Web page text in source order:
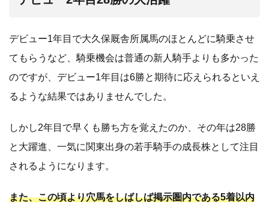
デビュー1年目で大久保厩舎所属馬のほとんどに騎乗させ
てもらうなど、騎乗機会は普通の新人騎手よりも多かった
のですが、デビュー1年目は6勝と期待に応えられるといえ
るような結果ではありませんでした。
しかし2年目で早くも勝ち方を覚えたのか、その年は28勝
と大躍進、一気に関東出身の若手騎手の成長株として注目
されるようになります。
また、この頃より穴馬をしばしば掲示圏内である5着以内